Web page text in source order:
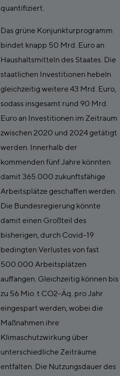
quantifiziert.
Das grüne Konjunkturprogramm
bindet knapp 50 Mrd. Euro an
Haushaltsmitteln des Staates. Die
staatlichen Investitionen hebeln
gleichzeitig weitere 43 Mrd. Euro,
sodass insgesamt rund 90 Mrd.
Euro an Investitionen im Zeitraum
zwischen 2020 und 2024 getätigt
werden. Innerhalb der
kommenden fünf Jahre könnten
damit 365.000 zukunftsfähige
Arbeitsplätze geschaffen werden.
Die Bundesregierung könnte
damit einen Großteil des
bisherigen, durch Covid-19
bedingten Verlustes von fast
500.000 Arbeitsplätzen
auffangen. Gleichzeitig können bis
zu 56 Mio. t CO2-Äq. pro Jahr
eingespart werden, wobei die
Maßnahmen ihre
Klimaschutzwirkung über
unterschiedliche Zeiträume
entfalten. Die Nutzungsdauer des